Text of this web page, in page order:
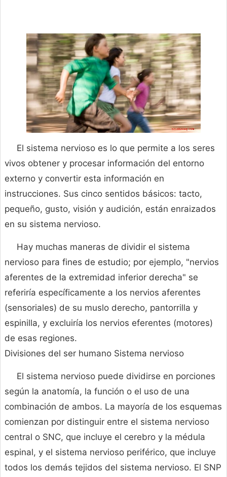
El sistema nervioso es lo que permite a los seres
vivos obtener y procesar información del entorno
externo y convertir esta información en
instrucciones. Sus cinco sentidos básicos: tacto,
pequeño, gusto, visión y audición, están enraizados
en su sistema nervioso.
Hay muchas maneras de dividir el sistema
nervioso para fines de estudio; por ejemplo, "nervios
aferentes de la extremidad inferior derecha" se
referiría específicamente a los nervios aferentes
(sensoriales) de su muslo derecho, pantorrilla y
espinilla, y excluiría los nervios eferentes (motores)
de esas regiones.
Divisiones del ser humano Sistema nervioso
El sistema nervioso puede dividirse en porciones
según la anatomía, la función o el uso de una
combinación de ambos. La mayoría de los esquemas
comienzan por distinguir entre el sistema nervioso
central o SNC, que incluye el cerebro y la médula
espinal, y el sistema nervioso periférico, que incluye
todos los demás tejidos del sistema nervioso. El SNP